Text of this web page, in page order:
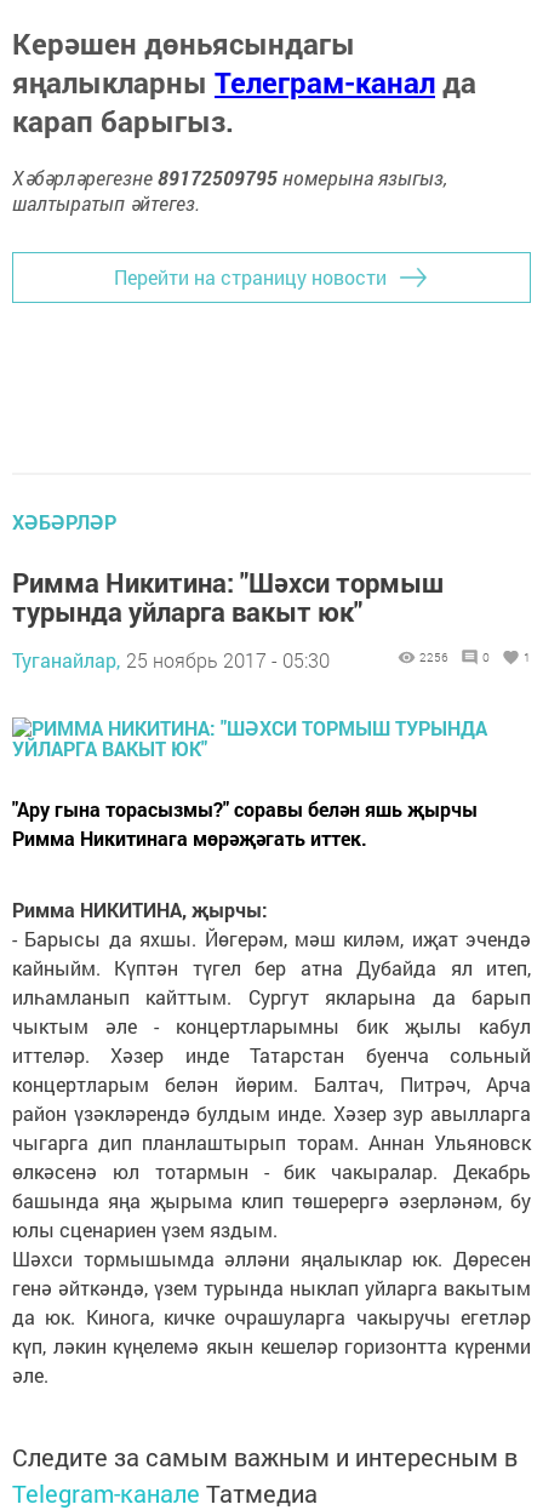
Керәшен дөньясындагы
яңалыкларны Телеграм-каналда
карап барыгыз.
Хәбәрләрегезне89172509795номерына языгыз,
шалтыратып әйтегез.
Перейти на страницу новости
ХӘБӘРЛӘР
Римма Никитина: "Шәхси тормыш
турында уйларга вакыт юк"
Туганайлар, 25 ноябрь 2017 - 05:30 2256 0 1
"Ару гына торасызмы?" соравы белән яшь җырчы
Римма Никитинага мөрәҗәгать иттек.
Римма НИКИТИНА, җырчы:
- Барысы да яхшы. Йөгерәм, мәш киләм, иҗат эчендә
кайныйм. Күптән түгел бер атна Дубайда ял итеп,
илһамланып кайттым. Сургут якларына да барып
чыктым әле - концертларымны бик җылы кабул
иттеләр. Хәзер инде Татарстан буенча сольный
концертларым белән йөрим. Балтач, Питрәч, Арча
район үзәкләрендә булдым инде. Хәзер зур авылларга
чыгарга дип планлаштырып торам. Аннан Ульяновск
өлкәсенә юл тотармын - бик чакыралар. Декабрь
башында яңа җырыма клип төшерергә әзерләнәм, бу
юлы сценариен үзем яздым.
Шәхси тормышымда әлләни яңалыклар юк. Дөресен
генә әйткәндә, үзем турында ныклап уйларга вакытым
да юк. Кинога, кичке очрашуларга чакыручы егетләр
күп, ләкин күңелемә якын кешеләр горизонтта күренми
әле.
Следите за самым важным и интересным в
Telegram-канале Татмедиа